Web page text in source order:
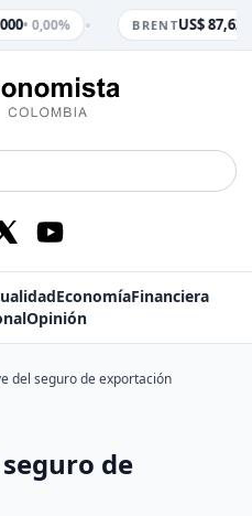
• 0,00% BRENTUS$ 87,62•
EconomíaFinanciera
Opinión
del seguro de exportación
de